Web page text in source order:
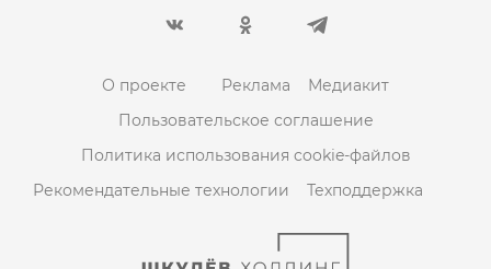
О проекте Реклама
Медиакит
Пользовательское соглашение
Политика использования cookie-файлов
Рекомендательные технологии
Техподдержка